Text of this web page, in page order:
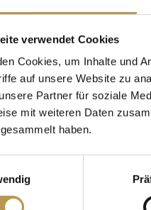
verwendet Cookies
Cookies, um Inhalte und
auf unsere Website zu
Partner für soziale
mit weiteren Daten
haben.
und schalten für
Energie und
Restaurant „Auf